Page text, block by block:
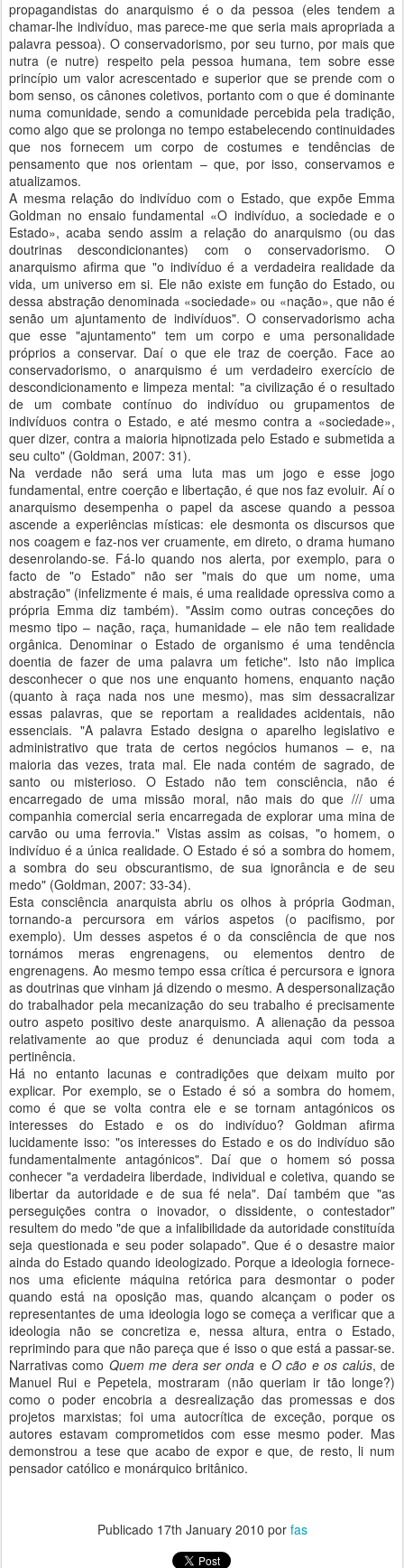
propagandistas do anarquismo é o da pessoa (eles tendem a
chamar-lhe indivíduo, mas parece-me que seria mais apropriada a
palavra pessoa). O conservadorismo, por seu turno, por mais que
nutra (e nutre) respeito pela pessoa humana, tem sobre esse
princípio um valor acrescentado e superior que se prende com o
bom senso, os cânones coletivos, portanto com o que é dominante
numa comunidade, sendo a comunidade percebida pela tradição,
como algo que se prolonga no tempo estabelecendo continuidades
que nos fornecem um corpo de costumes e tendências de
pensamento que nos orientam – que, por isso, conservamos e
atualizamos.
A mesma relação do indivíduo com o Estado, que expõe Emma
Goldman no ensaio fundamental «O indivíduo, a sociedade e o
Estado», acaba sendo assim a relação do anarquismo (ou das
doutrinas descondicionantes) com o conservadorismo. O
anarquismo afirma que "o indivíduo é a verdadeira realidade da
vida, um universo em si. Ele não existe em função do Estado, ou
dessa abstração denominada «sociedade» ou «nação», que não é
senão um ajuntamento de indivíduos". O conservadorismo acha
que esse "ajuntamento" tem um corpo e uma personalidade
próprios a conservar. Daí o que ele traz de coerção. Face ao
conservadorismo, o anarquismo é um verdadeiro exercício de
descondicionamento e limpeza mental: "a civilização é o resultado
de um combate contínuo do indivíduo ou grupamentos de
indivíduos contra o Estado, e até mesmo contra a «sociedade»,
quer dizer, contra a maioria hipnotizada pelo Estado e submetida a
seu culto" (Goldman, 2007: 31).
Na verdade não será uma luta mas um jogo e esse jogo
fundamental, entre coerção e libertação, é que nos faz evoluir. Aí o
anarquismo desempenha o papel da ascese quando a pessoa
ascende a experiências místicas: ele desmonta os discursos que
nos coagem e faz-nos ver cruamente, em direto, o drama humano
desenrolando-se. Fá-lo quando nos alerta, por exemplo, para o
facto de "o Estado" não ser "mais do que um nome, uma
abstração" (infelizmente é mais, é uma realidade opressiva como a
própria Emma diz também). "Assim como outras conceções do
mesmo tipo – nação, raça, humanidade – ele não tem realidade
orgânica. Denominar o Estado de organismo é uma tendência
doentia de fazer de uma palavra um fetiche". Isto não implica
desconhecer o que nos une enquanto homens, enquanto nação
(quanto à raça nada nos une mesmo), mas sim dessacralizar
essas palavras, que se reportam a realidades acidentais, não
essenciais. "A palavra Estado designa o aparelho legislativo e
administrativo que trata de certos negócios humanos – e, na
maioria das vezes, trata mal. Ele nada contém de sagrado, de
santo ou misterioso. O Estado não tem consciência, não é
encarregado de uma missão moral, não mais do que /// uma
companhia comercial seria encarregada de explorar uma mina de
carvão ou uma ferrovia." Vistas assim as coisas, "o homem, o
indivíduo é a única realidade. O Estado é só a sombra do homem,
a sombra do seu obscurantismo, de sua ignorância e de seu
medo" (Goldman, 2007: 33-34).
Esta consciência anarquista abriu os olhos à própria Godman,
tornando-a percursora em vários aspetos (o pacifismo, por
exemplo). Um desses aspetos é o da consciência de que nos
tornámos meras engrenagens, ou elementos dentro de
engrenagens. Ao mesmo tempo essa crítica é percursora e ignora
as doutrinas que vinham já dizendo o mesmo. A despersonalização
do trabalhador pela mecanização do seu trabalho é precisamente
outro aspeto positivo deste anarquismo. A alienação da pessoa
relativamente ao que produz é denunciada aqui com toda a
pertinência.
Há no entanto lacunas e contradições que deixam muito por
explicar. Por exemplo, se o Estado é só a sombra do homem,
como é que se volta contra ele e se tornam antagónicos os
interesses do Estado e os do indivíduo? Goldman afirma
lucidamente isso: "os interesses do Estado e os do indivíduo são
fundamentalmente antagónicos". Daí que o homem só possa
conhecer "a verdadeira liberdade, individual e coletiva, quando se
libertar da autoridade e de sua fé nela". Daí também que "as
perseguições contra o inovador, o dissidente, o contestador"
resultem do medo "de que a infalibilidade da autoridade constituída
seja questionada e seu poder solapado". Que é o desastre maior
ainda do Estado quando ideologizado. Porque a ideologia fornece-
nos uma eficiente máquina retórica para desmontar o poder
quando está na oposição mas, quando alcançam o poder os
representantes de uma ideologia logo se começa a verificar que a
ideologia não se concretiza e, nessa altura, entra o Estado,
reprimindo para que não pareça que é isso o que está a passar-se.
Narrativas como Quem me dera ser onda eO cão e os calús, de
Manuel Rui e Pepetela, mostraram (não queriam ir tão longe?)
como o poder encobria a desrealização das promessas e dos
projetos marxistas; foi uma autocrítica de exceção, porque os
autores estavam comprometidos com esse mesmo poder. Mas
demonstrou a tese que acabo de expor e que, de resto, li num
pensador católico e monárquico britânico.
Publicado 17th January 2010 por fas